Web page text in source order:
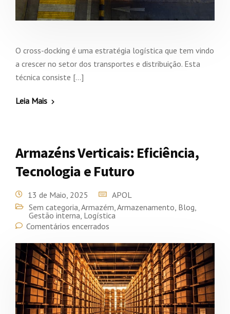
O cross-docking é uma estratégia logística que tem vindo
a crescer no setor dos transportes e distribuição. Esta
técnica consiste […]
Leia Mais
Armazéns Verticais: Eficiência,
Tecnologia e Futuro
13 de Maio, 2025
APOL
Sem categoria,Armazém,Armazenamento, Blog,
Gestão interna, Logística
Comentários encerrados